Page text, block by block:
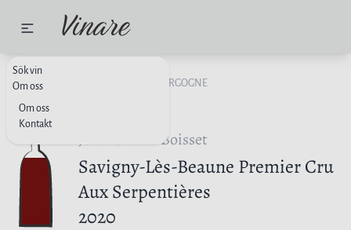
Sök vin
Om oss
Om oss
Kontakt
RÖTT VIN BOURGOGNE
Jean-Claude Boisset
Savigny-Lès-Beaune Premier Cru
Aux Serpentières
2020